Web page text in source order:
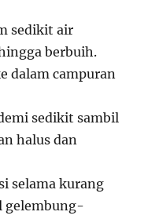
sedikit air
berbuih.
dalam campuran
sedikit sambil
halus dan
selama kurang
gelembung-